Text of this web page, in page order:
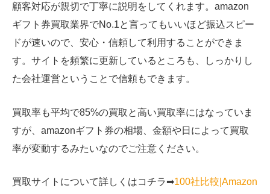
顧客対応が親切で丁寧に説明をしてくれます。amazon
ギフト券買取業界でNo.1と言ってもいいほど振込スピー
ドが速いので、安心・信頼して利用することができま
す。サイトを頻繁に更新しているところも、しっかりし
た会社運営ということで信頼もできます。
買取率も平均で85%の買取と高い買取率にはなっていま
すが、amazonギフト券の相場、金額や日によって買取
率が変動するみたいなのでご注意ください。
買取サイトについて詳しくはコチラ➡︎100社比較|Amazon